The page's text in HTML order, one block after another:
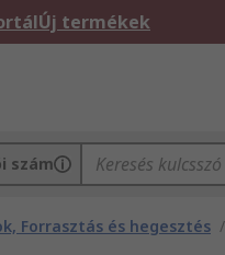
Új termékek
szám
Forrasztás és hegesztés /